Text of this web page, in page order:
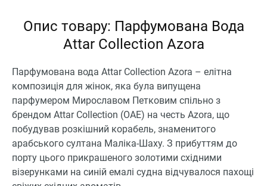
Опис товару: Парфумована Вода
Attar Collection Azora
Парфумована вода Attar Collection Azora – елітна
композиція для жінок, яка була випущена
парфумером Мирославом Петковим спільно з
брендом Attar Collection (ОАЕ) на честь Azora, що
побудував розкішний корабель, знаменитого
арабського султана Маліка-Шаху. З прибуттям до
порту цього прикрашеного золотими східними
візерунками на синій емалі судна відчувалося пахощі